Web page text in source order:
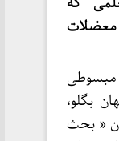
معضلات
مبسوطی
بگلو،
« بحث